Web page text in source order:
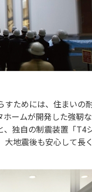
すためには、住まいの
ホームが開発した強靭
、独自の制震装置「T4
大地震後も安心して長